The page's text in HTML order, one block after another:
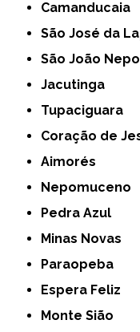
Camanducaia
São José da
São João
Jacutinga
Tupaciguara
Coração de
Aimorés
Nepomuceno
Pedra Azul
Minas Novas
Paraopeba
Espera Feliz
Monte Sião